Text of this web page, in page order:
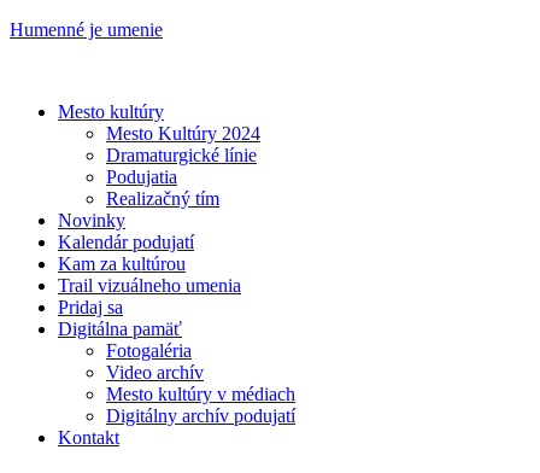
Humenné je umenie
Mesto kultúry
Mesto Kultúry 2024
Dramaturgické línie
Podujatia
Realizačný tím
Novinky
Kalendár podujatí
Kam za kultúrou
Trail vizuálneho umenia
Pridaj sa
Digitálna pamäť
Fotogaléria
Video archív
Mesto kultúry v médiach
Digitálny archív podujatí
Kontakt